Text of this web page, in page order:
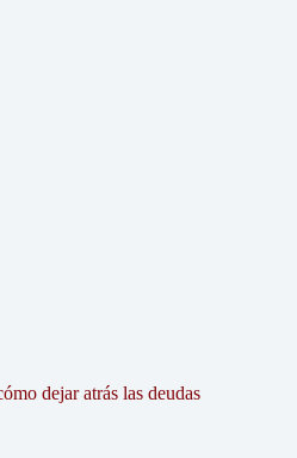
dejar atrás las deudas